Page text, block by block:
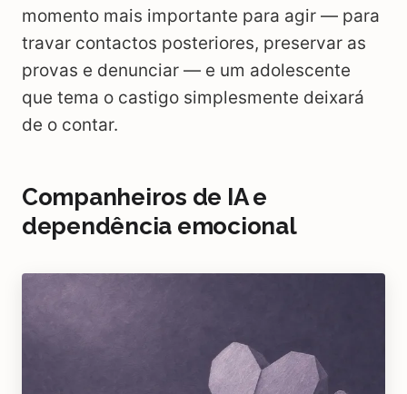
momento mais importante para agir — para
travar contactos posteriores, preservar as
provas e denunciar — e um adolescente
que tema o castigo simplesmente deixará
de o contar.
Companheiros de IA e
dependência emocional